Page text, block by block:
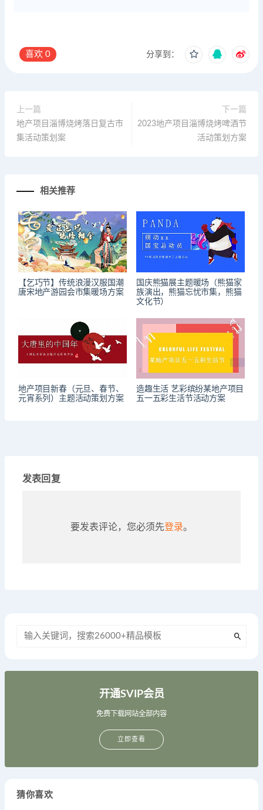
喜欢 0 分享到：
上一篇
地产项目淄博烧烤落日复古市
集活动策划案
下一篇
2023地产项目淄博烧烤啤酒节
活动策划方案
相关推荐
【乞巧节】传统浪漫汉服国潮
唐宋地产游园会市集暖场方案
国庆熊猫展主题暖场（熊猫家
族演出，熊猫忘忧市集，熊猫
文化节）
地产项目新春（元旦、春节、
元宵系列）主题活动策划方案
造趣生活 艺彩缤纷某地产项目
五一五彩生活节活动方案
发表回复
要发表评论，您必须先登录。
开通SVIP会员
免费下载网站全部内容
立即查看
猜你喜欢